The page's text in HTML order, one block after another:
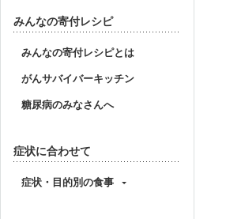
みんなの寄付レシピ
みんなの寄付レシピとは
がんサバイバーキッチン
糖尿病のみなさんへ
症状に合わせて
症状・目的別の食事